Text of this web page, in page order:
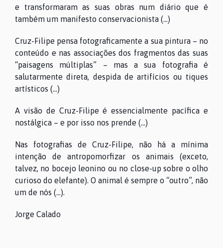
e transformaram as suas obras num diário que é
também um manifesto conservacionista (...)
Cruz-Filipe pensa fotograficamente a sua pintura – no
conteúdo e nas associações dos fragmentos das suas
“paisagens múltiplas” – mas a sua fotografia é
salutarmente direta, despida de artifícios ou tiques
artísticos (...)
A visão de Cruz-Filipe é essencialmente pacífica e
nostálgica – e por isso nos prende (...)
Nas fotografias de Cruz-Filipe, não há a mínima
intenção de antropomorfizar os animais (exceto,
talvez, no bocejo leonino ou no close-up sobre o olho
curioso do elefante). O animal é sempre o “outro”, não
um de nós (...).
Jorge Calado